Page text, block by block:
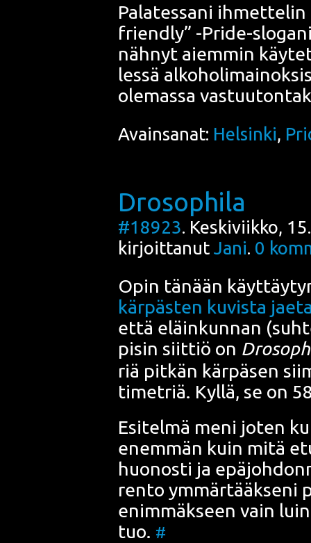
Pala­tes­sa­ni ihmet­te­lin
friend­ly” -Pri­de-
näh­nyt aiem­min
les­sä
ole­mas­sa
Avainsanat: Helsinki,
Drosophila
#18923. Keskiviikko,
kirjoittanut Jani. 0
Opin tänään
kär­päs­ten kuvis­ta
että eläin­kun­nan
pisin siit­tiö on
riä pit­kän kär­pä­sen
ti­met­riä. Kyl­lä, se on
Esi­tel­mä meni joten
enem­män kuin mitä
huo­nos­ti ja
ren­to ymmär­tääk­se­ni
enim­mäk­seen vain
tuo. #